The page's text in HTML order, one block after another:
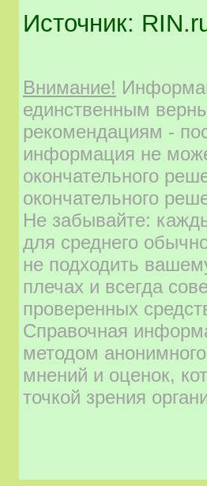
Источник:
Внимание!
единственным
рекомендациям -
информация не
окончательного
окончательного
Не забывайте:
для среднего
не подходить
плечах и всегда
проверенных
Справочная
методом
мнений и оценок,
точкой зрения